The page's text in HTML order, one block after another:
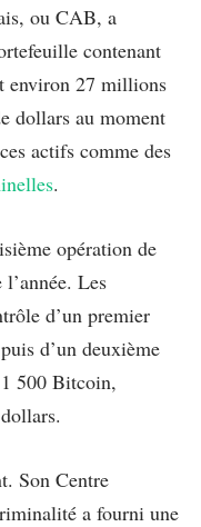
ou CAB, a
contenant
environ 27 millions
dollars au moment
actifs comme des
.
opération de
Les
d’un premier
d’un deuxième
500 Bitcoin,
Son Centre
a fourni une